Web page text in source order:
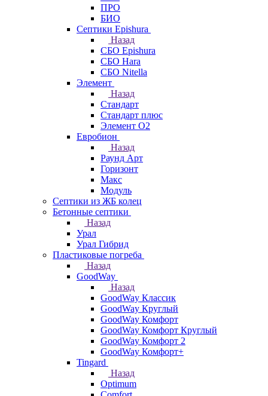
ПРО
БИО
Септики Epishura
Назад
СБО Epishura
СБО Hara
СБО Nitella
Элемент
Назад
Стандарт
Стандарт плюс
Элемент О2
Евробион
Назад
Раунд Арт
Горизонт
Макс
Модуль
Септики из ЖБ колец
Бетонные септики
Назад
Урал
Урал Гибрид
Пластиковые погреба
Назад
GoodWay
Назад
GoodWay Классик
GoodWay Круглый
GoodWay Комфорт
GoodWay Комфорт Круглый
GoodWay Комфорт 2
GoodWay Комфорт+
Tingard
Назад
Optimum